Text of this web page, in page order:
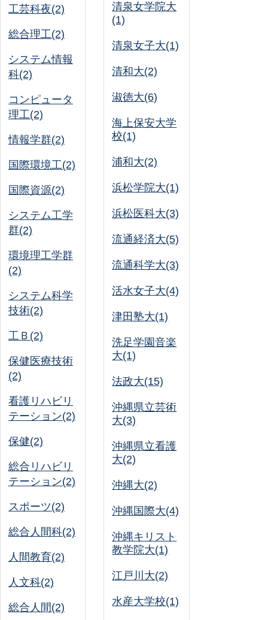
工芸科夜(2)
総合理工(2)
システム情報
科(2)
コンピュータ
理工(2)
情報学群(2)
国際環境工(2)
国際資源(2)
システム工学
群(2)
環境理工学群
(2)
システム科学
技術(2)
工Ｂ(2)
保健医療技術
(2)
看護リハビリ
テーション(2)
保健(2)
総合リハビリ
テーション(2)
スポーツ(2)
総合人間科(2)
人間教育(2)
人文科(2)
総合人間(2)
清泉女学院大
(1)
清泉女子大(1)
清和大(2)
淑徳大(6)
海上保安大学
校(1)
浦和大(2)
浜松学院大(1)
浜松医科大(3)
流通経済大(5)
流通科学大(3)
活水女子大(4)
津田塾大(1)
洗足学園音楽
大(1)
法政大(15)
沖縄県立芸術
大(3)
沖縄県立看護
大(2)
沖縄大(2)
沖縄国際大(4)
沖縄キリスト
教学院大(1)
江戸川大(2)
水産大学校(1)